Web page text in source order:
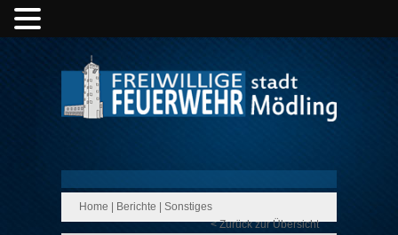
Home Berichte
Sonstiges
< Zurück zur Übersicht